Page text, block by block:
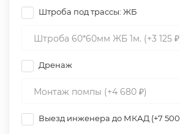
Штроба под трассы: ЖБ
Дренаж
Выезд инженера до МКАД (+7 500